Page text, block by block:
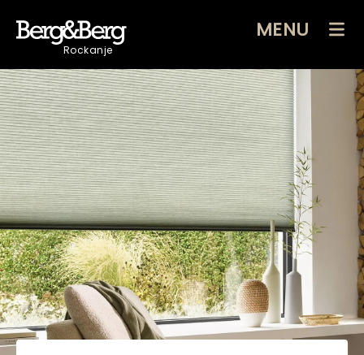
Rockanje
MENU